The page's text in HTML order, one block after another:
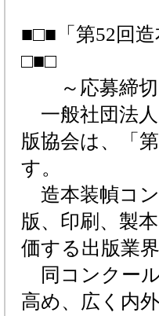
■□■「第52回
□■□
～応募締切
一般社団法人
版協会は、「
す。
造本装幀コ
版、印刷、製
価する出版
同コンクー
高め、広く内